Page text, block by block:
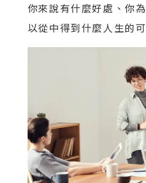
你來說有什麼好處、你
以從中得到什麼人生的可